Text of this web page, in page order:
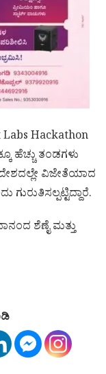
Hackathon
ಹೆಚ್ಚು ತಂಡಗಳು
ವಿಜೇತೆಯಾದ
ಶೆಣೈ ಮತ್ತು